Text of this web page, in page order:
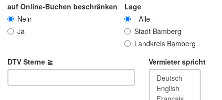
auf Online-Buchen beschränken
Nein
Ja
Lage
- Alle -
Stadt Bamberg
Landkreis Bamberg
DTV Sterne ≧
Vermieter spricht